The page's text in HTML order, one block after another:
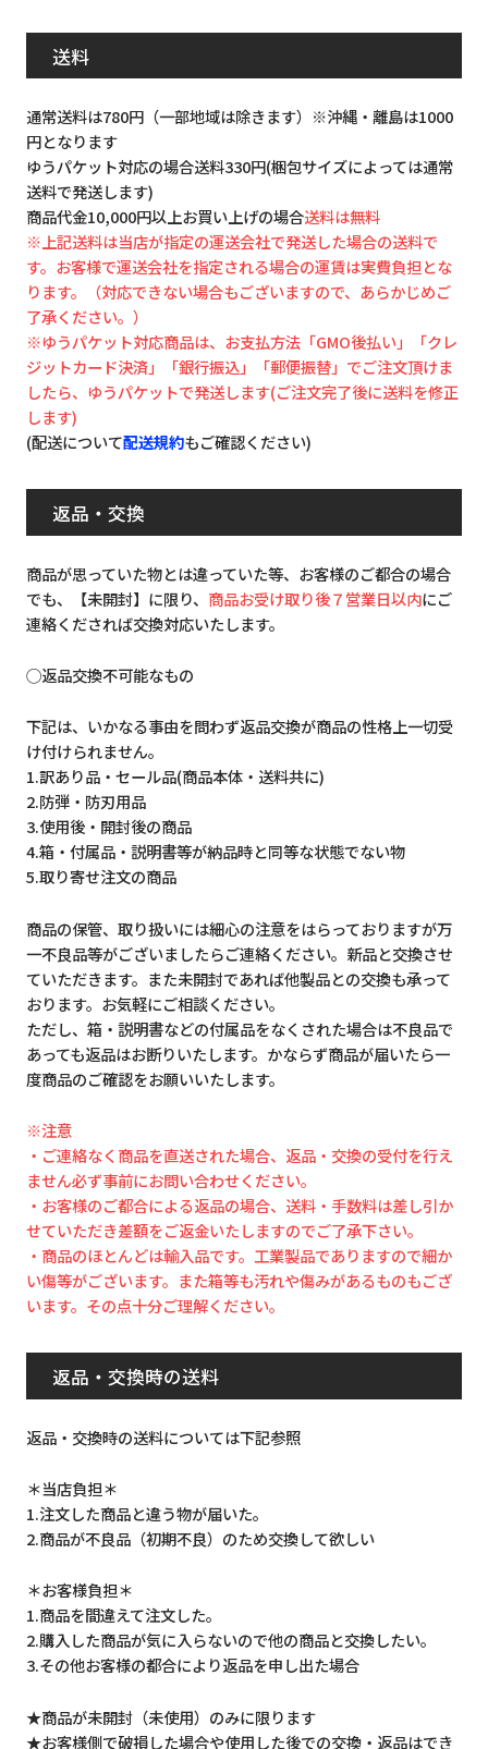
送料
通常送料は780円（一部地域は除きます）※沖縄・離島は1000
円となります
ゆうパケット対応の場合送料330円(梱包サイズによっては通常
送料で発送します)
商品代金10,000円以上お買い上げの場合送料は無料
※上記送料は当店が指定の運送会社で発送した場合の送料で
す。お客様で運送会社を指定される場合の運賃は実費負担とな
ります。（対応できない場合もございますので、あらかじめご
了承ください。）
※ゆうパケット対応商品は、お支払方法「GMO後払い」「クレ
ジットカード決済」「銀行振込」「郵便振替」でご注文頂けま
したら、ゆうパケットで発送します(ご注文完了後に送料を修正
します)
(配送について配送規約もご確認ください)
返品・交換
商品が思っていた物とは違っていた等、お客様のご都合の場合
でも、【未開封】に限り、 商品お受け取り後７営業日以内にご
連絡くだされば交換対応いたします。
◯返品交換不可能なもの
下記は、いかなる事由を問わず返品交換が商品の性格上一切受
け付けられません。
1.訳あり品・セール品(商品本体・送料共に)
2.防弾・防刃用品
3.使用後・開封後の商品
4.箱・付属品・説明書等が納品時と同等な状態でない物
5.取り寄せ注文の商品
商品の保管、取り扱いには細心の注意をはらっておりますが万
一不良品等がございましたらご連絡ください。新品と交換させ
ていただきます。また未開封であれば他製品との交換も承って
おります。お気軽にご相談ください。
ただし、箱・説明書などの付属品をなくされた場合は不良品で
あっても返品はお断りいたします。かならず商品が届いたら一
度商品のご確認をお願いいたします。
※注意
・ご連絡なく商品を直送された場合、返品・交換の受付を行え
ません必ず事前にお問い合わせください。
・お客様のご都合による返品の場合、送料・手数料は差し引か
せていただき差額をご返金いたしますのでご了承下さい。
・商品のほとんどは輸入品です。工業製品でありますので細か
い傷等がございます。また箱等も汚れや傷みがあるものもござ
います。その点十分ご理解ください。
返品・交換時の送料
返品・交換時の送料については下記参照
＊当店負担＊
1.注文した商品と違う物が届いた。
2.商品が不良品（初期不良）のため交換して欲しい
＊お客様負担＊
1.商品を間違えて注文した。
2.購入した商品が気に入らないので他の商品と交換したい。
3.その他お客様の都合により返品を申し出た場合
★商品が未開封（未使用）のみに限ります
★お客様側で破損した場合や使用した後での交換・返品はでき